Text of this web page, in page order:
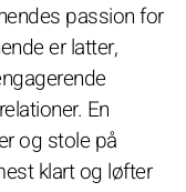
passion for
er latter,
En
og stole på
klart og løfter